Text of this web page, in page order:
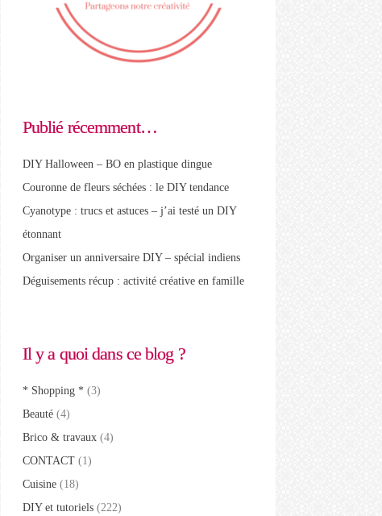
Publié récemment…
DIY Halloween – BO en plastique dingue
Couronne de fleurs séchées : le DIY tendance
Cyanotype : trucs et astuces – j’ai testé un DIY
étonnant
Organiser un anniversaire DIY – spécial indiens
Déguisements récup : activité créative en famille
Il y a quoi dans ce blog ?
* Shopping *(3)
Beauté(4)
Brico & travaux(4)
CONTACT(1)
Cuisine(18)
DIY et tutoriels(222)